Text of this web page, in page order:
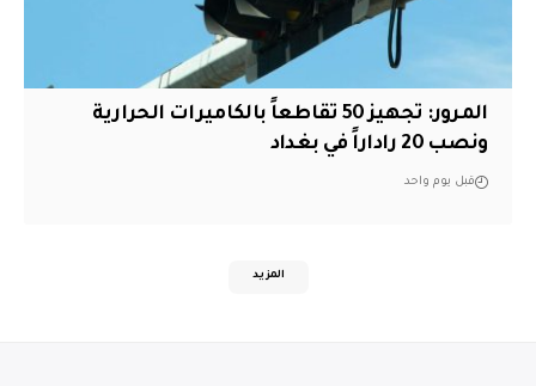
المرور: تجهيز 50 تقاطعاً بالكاميرات الحرارية
ونصب 20 راداراً في بغداد
قبل يوم واحد
المزيد